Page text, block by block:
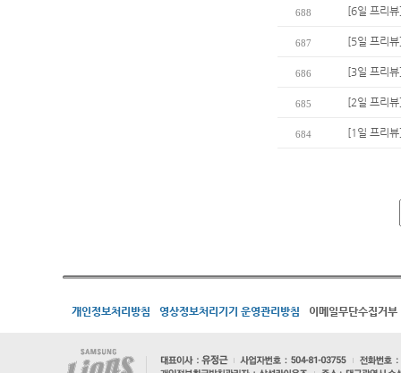
688 [6일 프리
687 [5일 프리
686 [3일 프리
685 [2일 프리
684 [1일 프리
개인정보처리방침 영상정보처리기기 운영관리방침 이메일무단수집거부